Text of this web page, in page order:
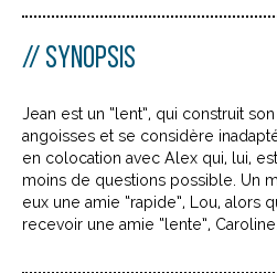
SYNOPSIS
Jean est un “lent”, qui construit
angoisses et se considère
en colocation avec Alex qui, lui,
moins de questions possible. Un
eux une amie “rapide”, Lou, alors
recevoir une amie “lente”, Caroline.